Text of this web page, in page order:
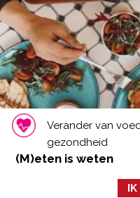
Verander van
gezondheid
(M)eten is weten